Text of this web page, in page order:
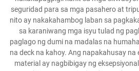
seguridad para sa mga pasahero at
nito ay nakakahambog laban sa
sa karaniwang mga isyu tulad ng
paglago ng dumi na madalas na
na deck na kahoy. Ang napakahusay
material ay nagbibigay ng